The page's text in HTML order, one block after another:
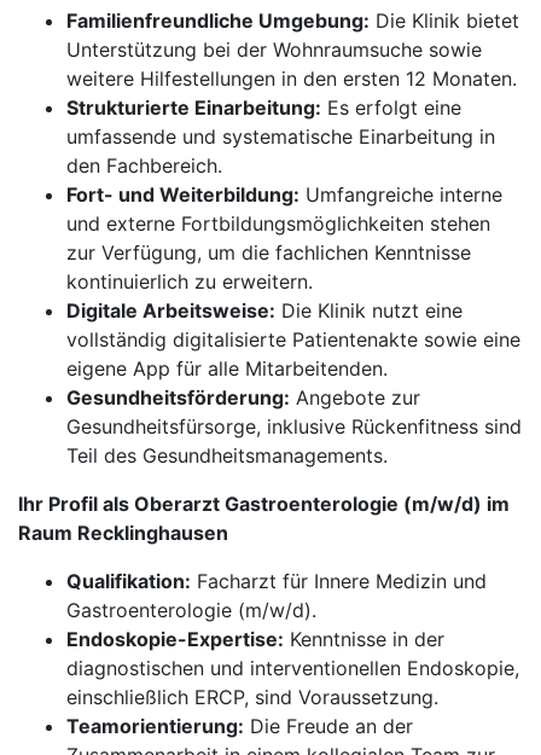
Familienfreundliche Umgebung: Die Klinik bietet
Unterstützung bei der Wohnraumsuche sowie
weitere Hilfestellungen in den ersten 12 Monaten.
Strukturierte Einarbeitung: Es erfolgt eine
umfassende und systematische Einarbeitung in
den Fachbereich.
Fort- und Weiterbildung: Umfangreiche interne
und externe Fortbildungsmöglichkeiten stehen
zur Verfügung, um die fachlichen Kenntnisse
kontinuierlich zu erweitern.
Digitale Arbeitsweise: Die Klinik nutzt eine
vollständig digitalisierte Patientenakte sowie eine
eigene App für alle Mitarbeitenden.
Gesundheitsförderung: Angebote zur
Gesundheitsfürsorge, inklusive Rückenfitness sind
Teil des Gesundheitsmanagements.
Ihr Profil als Oberarzt Gastroenterologie (m/w/d) im
Raum Recklinghausen
Qualifikation: Facharzt für Innere Medizin und
Gastroenterologie (m/w/d).
Endoskopie-Expertise: Kenntnisse in der
diagnostischen und interventionellen Endoskopie,
einschließlich ERCP, sind Voraussetzung.
Teamorientierung: Die Freude an der